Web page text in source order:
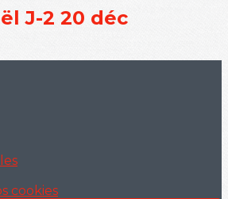
J-2 20 déc
cookies